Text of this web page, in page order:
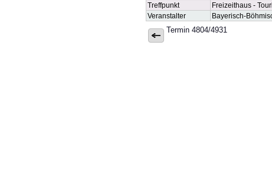
Treffpunkt
Freizeithaus -
Veranstalter
Bayerisch-
Termin 4804/4931